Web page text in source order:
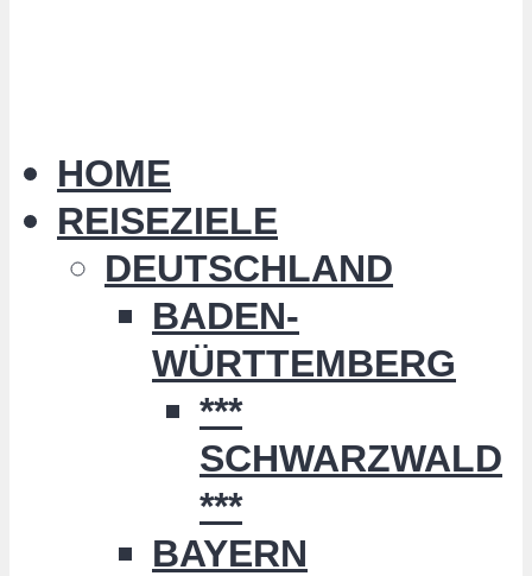
HOME
REISEZIELE
DEUTSCHLAND
BADEN-
WÜRTTEMBERG
***
SCHWARZWALD
***
BAYERN